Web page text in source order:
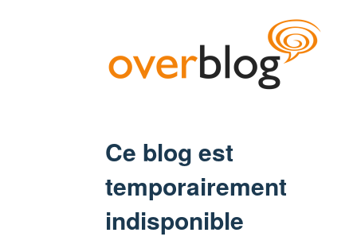
Ce blog est
temporairement
indisponible